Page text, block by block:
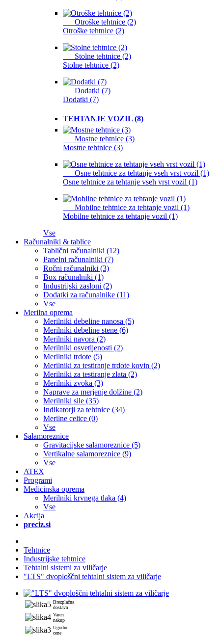
Otroške tehtnice (2)
Otroške tehtnice (2)
Stolne tehtnice (2)
Stolne tehtnice (2)
Dodatki (7)
Dodatki (7)
TEHTANJE VOZIL (8)
Mostne tehtnice (3)
Mostne tehtnice (3)
Osne tehtnice za tehtanje vseh vrst vozil (1)
Osne tehtnice za tehtanje vseh vrst vozil (1)
Mobilne tehtnice za tehtanje vozil (1)
Mobilne tehtnice za tehtanje vozil (1)
Vse
Računalniki & tablice
Tablični računalniki (12)
Panelni računalniki (7)
Ročni računalniki (3)
Box računalniki (1)
Industrijski zasloni (2)
Dodatki za računalnike (11)
Vse
Merilna oprema
Merilniki debeline nanosa (5)
Merilniki debeline stene (6)
Merilniki navora (2)
Merilniki osvetljenosti (2)
Merilniki trdote (5)
Merilniki za testiranje trdote kovin (2)
Merilniki za testiranje zlata (2)
Merilniki zvoka (3)
Naprave za merjenje dolžine (2)
Merilniki sile (35)
Indikatorji za tehtnice (34)
Merilne celice (0)
Vse
Salamoreznice
Gravitacijske salamoreznice (5)
Vertikalne salamoreznice (9)
Vse
ATEX
Programi
Medicinska oprema
Merilniki krvnega tlaka (4)
Vse
Akcija
preciz.si
Tehtnice
Industrijske tehtnice
Tehtalni sistemi za viličarje
"LTS" dvoploščni tehtalni sistem za viličarje
Brezplačna
dostava
Varen
nakup
Ugodne
cene